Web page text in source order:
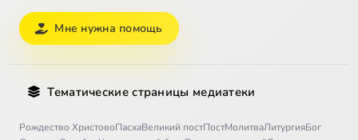
Мне нужна помощь
Тематические страницы медиатеки
Рождество ХристовоПасхаВеликий постПостМолитваЛитургияБог